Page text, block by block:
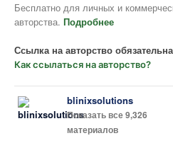
Бесплатно для личных и
авторства. Подробнее
Ссылка на авторство
Как ссылаться на авторство?
blinixsolutions
Показать все 9,326
материалов